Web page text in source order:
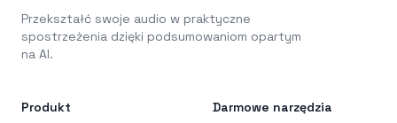
Przekształć swoje audio w praktyczne
spostrzeżenia dzięki podsumowaniom opartym
na AI.
Produkt Darmowe narzędzia